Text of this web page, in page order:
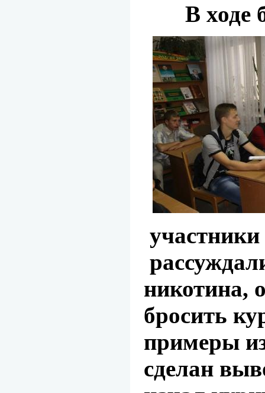
В ходе
никотина,
бросить
примеры
сделан